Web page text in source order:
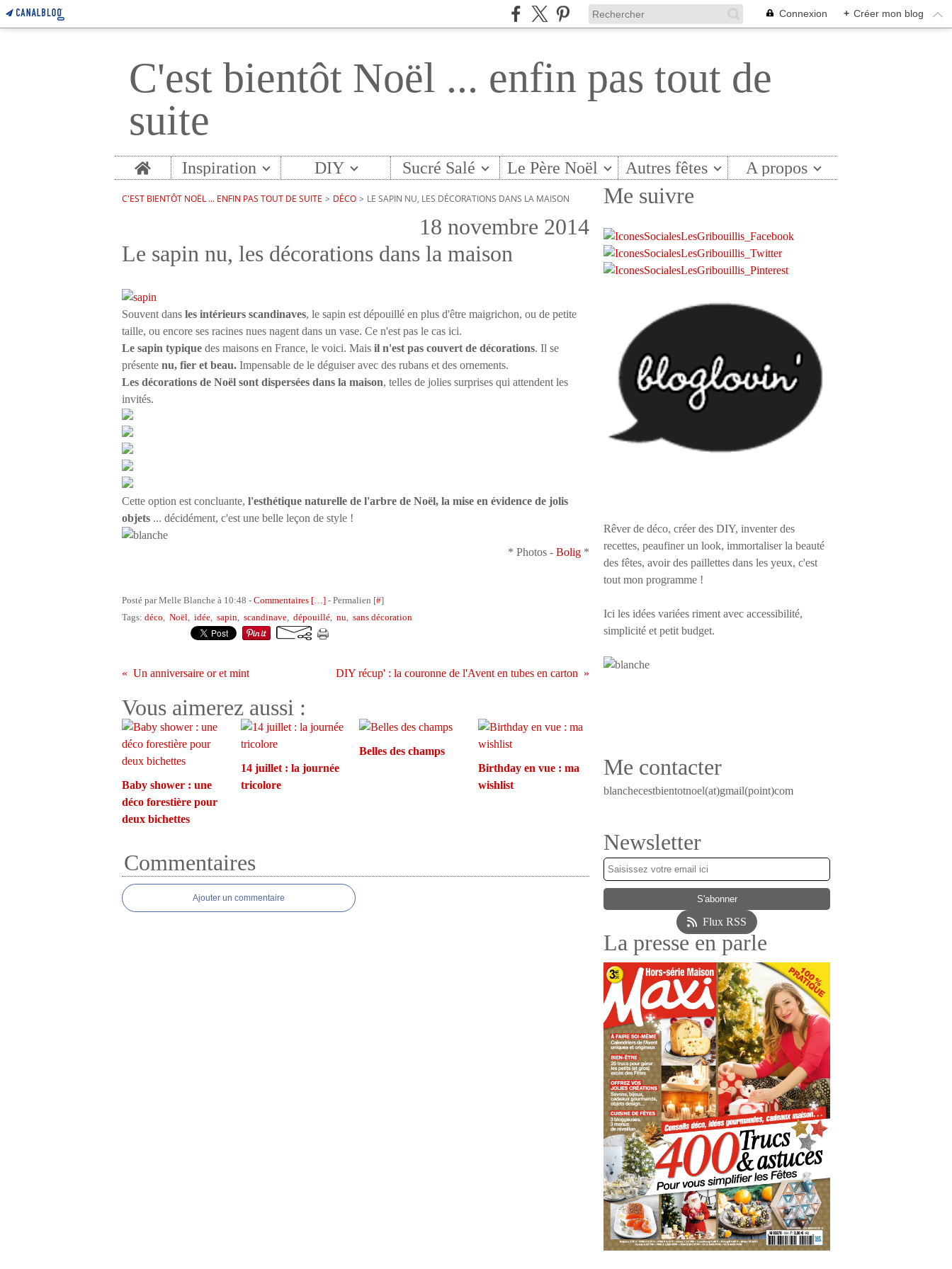
Connexion + Créer mon blog
C'est bientôt Noël ... enfin pas tout de
suite
Home Inspiration DIY Sucré Salé Le Père Noël Autres fêtes A propos
C'EST BIENTÔT NOËL ... ENFIN PAS TOUT DE SUITE > DÉCO > LE SAPIN NU, LES DÉCORATIONS DANS LA MAISON
18 novembre 2014
Le sapin nu, les décorations dans la maison
Souvent dans les intérieurs scandinaves, le sapin est dépouillé en plus d'être maigrichon, ou de petite
taille, ou encore ses racines nues nagent dans un vase. Ce n'est pas le cas ici.
Le sapin typique des maisons en France, le voici. Mais il n'est pas couvert de décorations. Il se
présente nu, fier et beau. Impensable de le déguiser avec des rubans et des ornements.
Les décorations de Noël sont dispersées dans la maison, telles de jolies surprises qui attendent les
invités.
Cette option est concluante, l'esthétique naturelle de l'arbre de Noël, la mise en évidence de jolis
objets ... décidément, c'est une belle leçon de style !
* Photos - Bolig *
Posté par Melle Blanche à 10:48 - Commentaires […] - Permalien [#]
Tags: déco, Noël, idée, sapin, scandinave, dépouillé, nu, sans décoration
Un anniversaire or et mint DIY récup' : la couronne de l'Avent en tubes en carton
Vous aimerez aussi :
Baby shower : une
déco forestière pour
deux bichettes
14 juillet : la journée
tricolore
Belles des champs
Birthday en vue : ma
wishlist
Commentaires
Ajouter un commentaire
Me suivre
Rêver de déco, créer des DIY, inventer des
recettes, peaufiner un look, immortaliser la beauté
des fêtes, avoir des paillettes dans les yeux, c'est
tout mon programme !
Ici les idées variées riment avec accessibilité,
simplicité et petit budget.
Me contacter
blanchecestbientotnoel(at)gmail(point)com
Newsletter
Flux RSS
La presse en parle